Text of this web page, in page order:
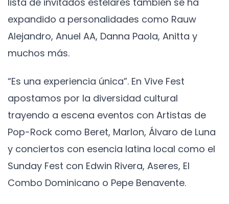
expandido a personalidades como Rauw
Alejandro, Anuel AA, Danna Paola, Anitta y
muchos más.
“Es una experiencia única”. En Vive Fest
apostamos por la diversidad cultural
trayendo a escena eventos con Artistas de
Pop-Rock como Beret, Marlon, Álvaro de Luna
y conciertos con esencia latina local como el
Sunday Fest con Edwin Rivera, Aseres, El
Combo Dominicano o Pepe Benavente.